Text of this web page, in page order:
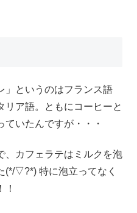
」というのはフランス語
リア語。ともにコーヒーと
いたんですが・・・
、カフェラテはミルクを泡
(*/▽?*) 特に泡立ってなく
！